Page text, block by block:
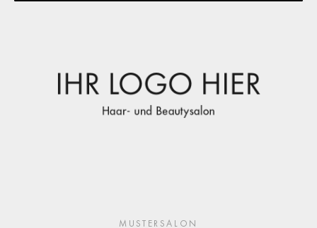
MUSTERSALON